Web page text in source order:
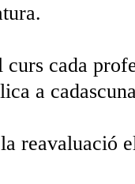
cada
a
reavaluació